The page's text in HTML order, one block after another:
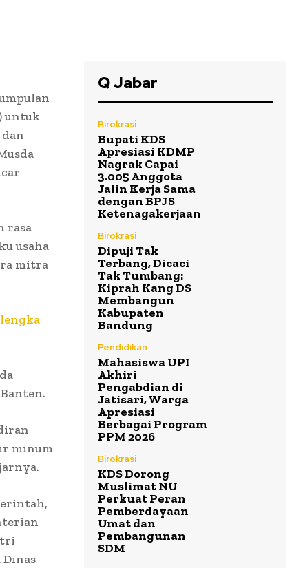
untuk
rasa
usaha
mitra
minum
Dinas
Q Jabar
Birokrasi
Bupati KDS
Apresiasi KDMP
Nagrak Capai
3.005 Anggota
Jalin Kerja Sama
dengan BPJS
Ketenagakerjaan
Birokrasi
Dipuji Tak
Terbang, Dicaci
Tak Tumbang:
Kiprah Kang DS
Membangun
Kabupaten
Bandung
Pendidikan
Mahasiswa UPI
Akhiri
Pengabdian di
Jatisari, Warga
Apresiasi
Berbagai Program
PPM 2026
Birokrasi
KDS Dorong
Muslimat NU
Perkuat Peran
Pemberdayaan
Umat dan
Pembangunan
SDM